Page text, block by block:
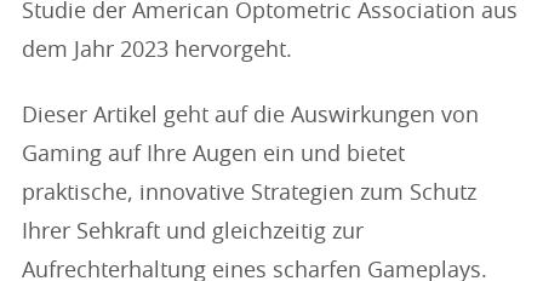
Studie der American Optometric Association aus
dem Jahr 2023 hervorgeht.
Dieser Artikel geht auf die Auswirkungen von
Gaming auf Ihre Augen ein und bietet
praktische, innovative Strategien zum Schutz
Ihrer Sehkraft und gleichzeitig zur
Aufrechterhaltung eines scharfen Gameplays.